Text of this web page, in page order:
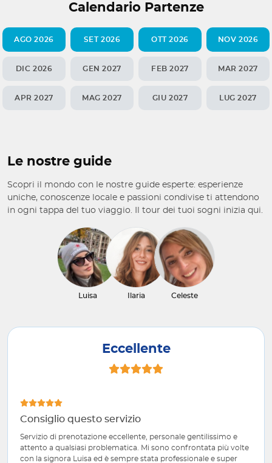
Calendario Partenze
AGO 2026 SET 2026 OTT 2026 NOV 2026
DIC 2026 GEN 2027 FEB 2027 MAR 2027
APR 2027 MAG 2027 GIU 2027 LUG 2027
Le nostre guide
Scopri il mondo con le nostre guide esperte: esperienze
uniche, conoscenze locale e passioni condivise ti attendono
in ogni tappa del tuo viaggio. Il tour dei tuoi sogni inizia qui.
Luisa Ilaria Celeste
Eccellente
Consiglio questo servizio
Servizio di prenotazione eccellente, personale gentilissimo e
attento a qualsiasi problematica. Mi sono confrontata più volte
con la signora Luisa ed è sempre stata professionale e super